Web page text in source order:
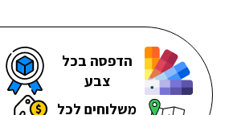
הדפסה בכל
צבע
משלוחים לכל